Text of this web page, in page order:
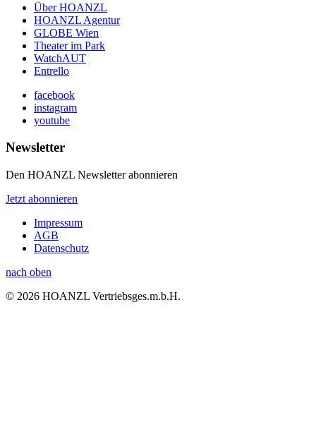
Über HOANZL
HOANZL Agentur
GLOBE Wien
Theater im Park
WatchAUT
Entrello
facebook
instagram
youtube
Newsletter
Den HOANZL Newsletter abonnieren
Jetzt abonnieren
Impressum
AGB
Datenschutz
nach oben
© 2026 HOANZL Vertriebsges.m.b.H.